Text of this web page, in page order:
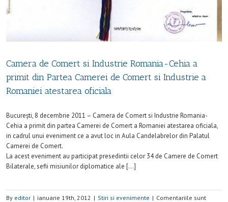
Camera de Comert si Industrie Romania-Cehia a
primit din Partea Camerei de Comert si Industrie a
Romaniei atestarea oficiala
Bucureşti, 8 decembrie 2011 – Camera de Comert si Industrie Romania-
Cehia a primit din partea Camerei de Comert a Romaniei atestarea oficiala,
in cadrul unui eveniment ce a avut loc in Aula Candelabrelor din Palatul
Camerei de Comert.
La acest eveniment au participat presedintii celor 34 de Camere de Comert
Bilaterale, sefii misiunilor diplomatice ale […]
By editor | ianuarie 19th, 2012 | Stiri si evenimente | Comentariile sunt